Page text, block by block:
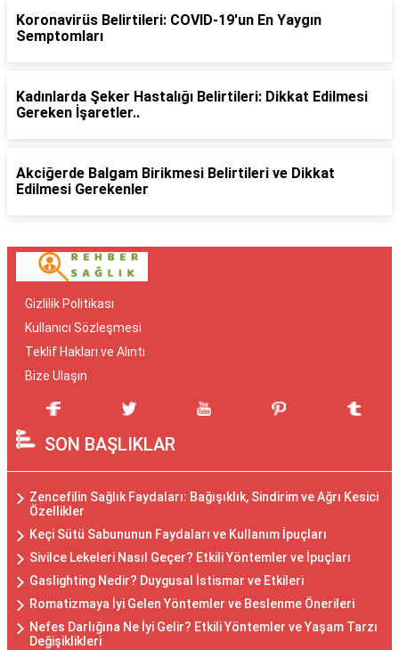
Koronavirüs Belirtileri: COVID-19'un En Yaygın
Semptomları
Kadınlarda Şeker Hastalığı Belirtileri: Dikkat Edilmesi
Gereken İşaretler..
Akciğerde Balgam Birikmesi Belirtileri ve Dikkat
Edilmesi Gerekenler
Gizlilik Politikası
Kullanıcı Sözleşmesi
Teklif Hakları ve Alıntı
Bize Ulaşın
SON BAŞLIKLAR
Zencefilin Sağlık Faydaları: Bağışıklık, Sindirim ve Ağrı Kesici
Özellikler
Keçi Sütü Sabununun Faydaları ve Kullanım İpuçları
Sivilce Lekeleri Nasıl Geçer? Etkili Yöntemler ve İpuçları
Gaslighting Nedir? Duygusal İstismar ve Etkileri
Romatizmaya İyi Gelen Yöntemler ve Beslenme Önerileri
Nefes Darlığına Ne İyi Gelir? Etkili Yöntemler ve Yaşam Tarzı
Değişiklikleri